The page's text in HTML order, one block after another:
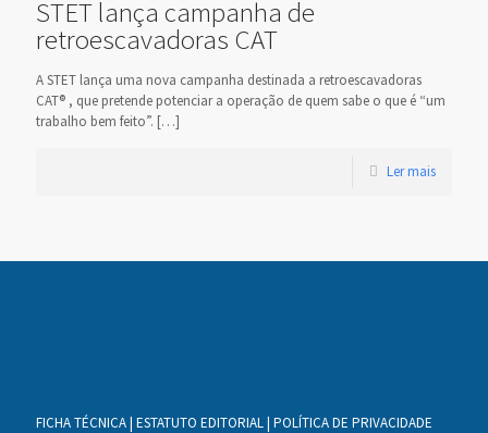
STET lança campanha de
retroescavadoras CAT
A STET lança uma nova campanha destinada a retroescavadoras
CAT® , que pretende potenciar a operação de quem sabe o que é “um
trabalho bem feito”. […]
Ler mais
FICHA TÉCNICA| ESTATUTO EDITORIAL| POLÍTICA DE PRIVACIDADE